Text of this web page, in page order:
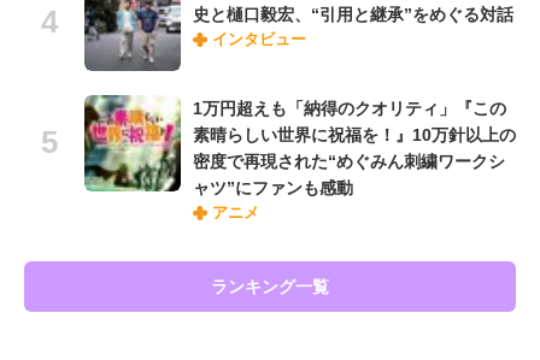
史と樋口毅宏、“引用と継承”をめぐる対話
インタビュー
1万円超えも「納得のクオリティ」『この
素晴らしい世界に祝福を！』10万針以上の
密度で再現された“めぐみん刺繍ワークシ
ャツ”にファンも感動
アニメ
ランキング一覧